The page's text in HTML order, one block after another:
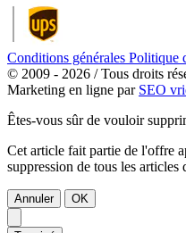
Conditions générales Politique
© 2009 - 2026 / Tous droits
Marketing en ligne par SEO
Êtes-vous sûr de vouloir
Cet article fait partie de l'offre
suppression de tous les articles
Annuler OK